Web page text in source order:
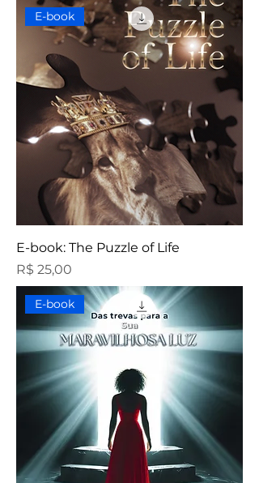
E-book
E-book: The Puzzle of Life
Preço
R$ 25,00
E-book